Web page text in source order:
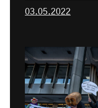
03.05.2022